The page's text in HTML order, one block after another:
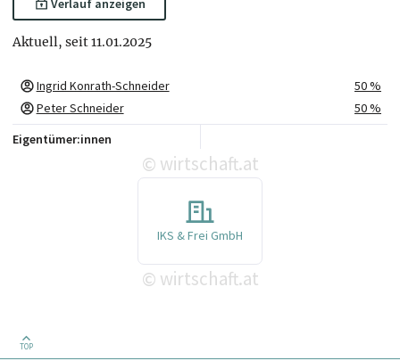
Verlauf anzeigen
Aktuell, seit 11.01.2025
Ingrid Konrath-Schneider
50 %
Peter Schneider
50 %
Eigentümer:innen
© wirtschaft.at
IKS & Frei GmbH
© wirtschaft.at
TOP